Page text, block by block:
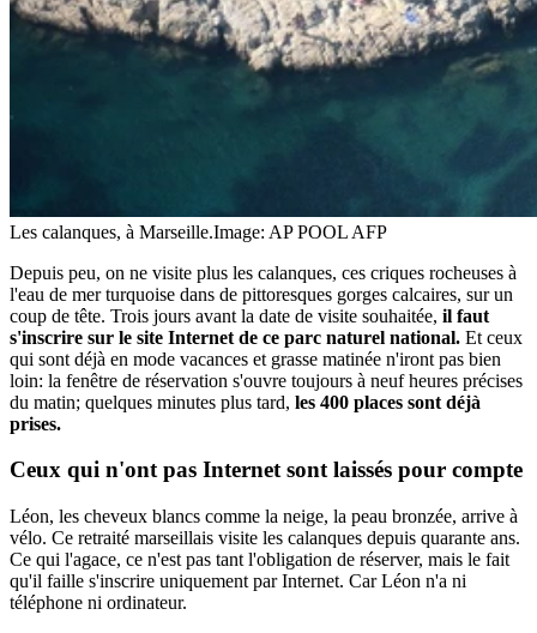
Les calanques, à Marseille.Image: AP POOL AFP
Depuis peu, on ne visite plus les calanques, ces criques rocheuses à
l'eau de mer turquoise dans de pittoresques gorges calcaires, sur un
coup de tête. Trois jours avant la date de visite souhaitée, il faut
s'inscrire sur le site Internet de ce parc naturel national. Et ceux
qui sont déjà en mode vacances et grasse matinée n'iront pas bien
loin: la fenêtre de réservation s'ouvre toujours à neuf heures précises
du matin; quelques minutes plus tard, les 400 places sont déjà
prises.
Ceux qui n'ont pas Internet sont laissés pour compte
Léon, les cheveux blancs comme la neige, la peau bronzée, arrive à
vélo. Ce retraité marseillais visite les calanques depuis quarante ans.
Ce qui l'agace, ce n'est pas tant l'obligation de réserver, mais le fait
qu'il faille s'inscrire uniquement par Internet. Car Léon n'a ni
téléphone ni ordinateur.